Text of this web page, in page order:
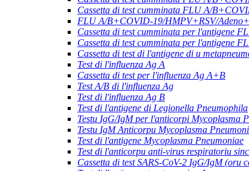
Cassetta di test cumminata FLU A/
FLU A/B+COVID-19/HMPV+RSV/
Cassetta di test cumminata per l'antigene
Cassetta di test cumminata per l'antigene
Cassetta di test di l'antigene di u
Test di l'influenza Ag A
Cassetta di test per l'influenza Ag A+B
Test A/B di l'influenza Ag
Test di l'influenza Ag B
Test di l'antigene di Legionella Pneumophila
Testu IgG/IgM per l'anticorpi Mycoplasma
Testu IgM Anticorpu Mycoplasma
Test di l'antigene Mycoplasma Pneumoniae
Test di l'anticorpu anti-virus respiratoriu
Cassetta di test SARS-CoV-2 IgG/IgM (oru